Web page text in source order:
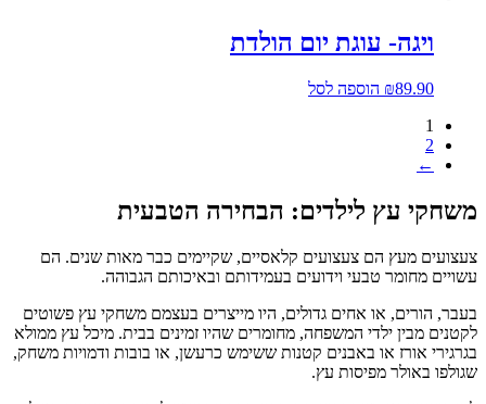
ויגה- עוגת יום הולדת
₪89.90
הוספה לסל
←
עץ לילדים: הבחירה הטבעית
מעץ הם צעצועים קלאסיים, שקיימים כבר מאות שנים. הם
מחומר טבעי וידועים בעמידותם ובאיכותם הגבוהה.
הורים, או אחים גדולים, היו מייצרים בעצמם משחקי עץ פשוטים
מבין ילדי המשפחה, מחומרים שהיו זמינים בבית. מיכל עץ ממולא
אורז או באבנים קטנות ששימש כרעשן, או בובות ודמויות משחק,
באולר מפיסות עץ.